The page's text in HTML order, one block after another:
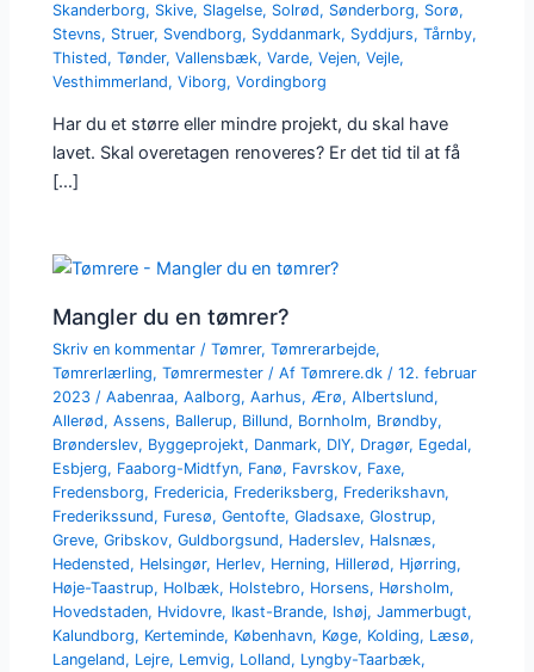
Skanderborg, Skive, Slagelse, Solrød, Sønderborg, Sorø,
Stevns, Struer, Svendborg, Syddanmark, Syddjurs,Tårnby,
Thisted,Tønder,Vallensbæk,Varde,Vejen,Vejle,
Vesthimmerland,Viborg,Vordingborg
Har du et større eller mindre projekt, du skal have
lavet. Skal overetagen renoveres? Er det tid til at få
[…]
Mangler du en tømrer?
Skriv en kommentar /Tømrer,Tømrerarbejde,
Tømrerlærling,Tømrermester / AfTømrere.dk /12. februar
2023 /Aabenraa,Aalborg,Aarhus, Ærø,Albertslund,
Allerød,Assens, Ballerup, Billund, Bornholm, Brøndby,
Brønderslev, Byggeprojekt, Danmark, DIY, Dragør, Egedal,
Esbjerg, Faaborg-Midtfyn, Fanø, Favrskov, Faxe,
Fredensborg, Fredericia, Frederiksberg, Frederikshavn,
Frederikssund, Furesø,Gentofte,Gladsaxe,Glostrup,
Greve,Gribskov,Guldborgsund, Haderslev, Halsnæs,
Hedensted, Helsingør, Herlev, Herning, Hillerød, Hjørring,
Høje-Taastrup, Holbæk, Holstebro, Horsens, Hørsholm,
Hovedstaden, Hvidovre, Ikast-Brande, Ishøj,Jammerbugt,
Kalundborg, Kerteminde, København, Køge, Kolding, Læsø,
Langeland, Lejre, Lemvig, Lolland, Lyngby-Taarbæk,